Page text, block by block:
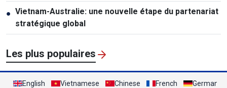
● Vietnam-Australie: une nouvelle étape du partenariat
stratégique global
Les plus populaires
English Vietnamese Chinese French German